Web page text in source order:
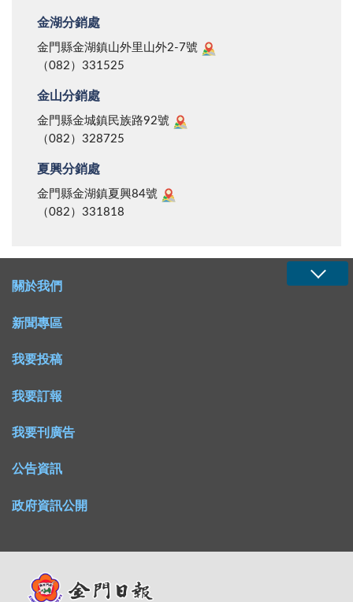
金湖分銷處
金門縣金湖鎮山外里山外2-7號
（082）331525
金山分銷處
金門縣金城鎮民族路92號
（082）328725
夏興分銷處
金門縣金湖鎮夏興84號
（082）331818
關於我們
新聞專區
我要投稿
我要訂報
我要刊廣告
公告資訊
政府資訊公開